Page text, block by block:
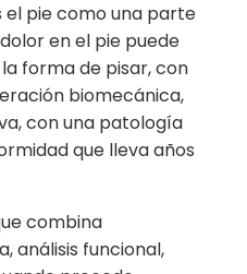
el pie como una parte
en el pie puede
forma de pisar, con
biomecánica,
con una patología
que lleva años
combina
análisis funcional,